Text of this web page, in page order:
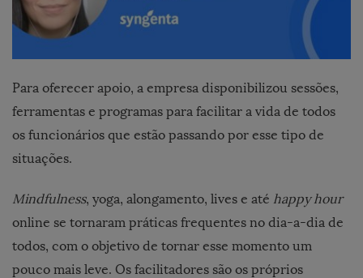
Para oferecer apoio, a empresa disponibilizou sessões,
ferramentas e programas para facilitar a vida de todos
os funcionários que estão passando por esse tipo de
situações.
Mindfulness, yoga, alongamento, lives e até happy hour
online se tornaram práticas frequentes no dia-a-dia de
todos, com o objetivo de tornar esse momento um
pouco mais leve. Os facilitadores são os próprios